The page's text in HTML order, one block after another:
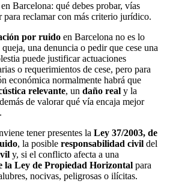
Barcelona: qué debes probar, vías
para reclamar con más criterio jurídico.
por ruido en Barcelona no es lo
una denuncia o pedir que cese una
puede justificar actuaciones
o requerimientos de cese, pero para
económica normalmente habrá que
relevante, un daño real y la
de valorar qué vía encaja mejor
tener presentes la Ley 37/2003, de
, la posible responsabilidad civil del
y, si el conflicto afecta a una
la Ley de Propiedad Horizontal para
nocivas, peligrosas o ilícitas.